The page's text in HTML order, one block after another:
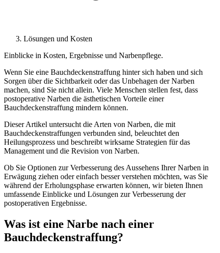
Lösungen und Kosten
Einblicke in Kosten, Ergebnisse und Narbenpflege.
Wenn Sie eine Bauchdeckenstraffung hinter sich haben und sich
Sorgen über die Sichtbarkeit oder das Unbehagen der Narben
machen, sind Sie nicht allein. Viele Menschen stellen fest, dass
postoperative Narben die ästhetischen Vorteile einer
Bauchdeckenstraffung mindern können.
Dieser Artikel untersucht die Arten von Narben, die mit
Bauchdeckenstraffungen verbunden sind, beleuchtet den
Heilungsprozess und beschreibt wirksame Strategien für das
Management und die Revision von Narben.
Ob Sie Optionen zur Verbesserung des Aussehens Ihrer Narben in
Erwägung ziehen oder einfach besser verstehen möchten, was Sie
während der Erholungsphase erwarten können, wir bieten Ihnen
umfassende Einblicke und Lösungen zur Verbesserung der
postoperativen Ergebnisse.
Was ist eine Narbe nach einer
Bauchdeckenstraffung?